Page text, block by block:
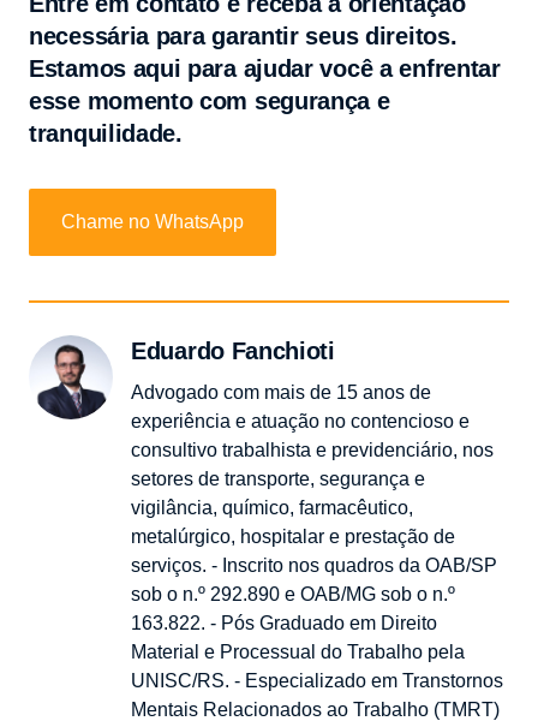
necessária para garantir seus direitos.
Estamos aqui para ajudar você a enfrentar
esse momento com segurança e
tranquilidade.
Chame no WhatsApp
Eduardo Fanchioti
Advogado com mais de 15 anos de
experiência e atuação no contencioso e
consultivo trabalhista e previdenciário, nos
setores de transporte, segurança e
vigilância, químico, farmacêutico,
metalúrgico, hospitalar e prestação de
serviços. - Inscrito nos quadros da OAB/SP
sob o n.º 292.890 e OAB/MG sob o n.º
163.822. - Pós Graduado em Direito
Material e Processual do Trabalho pela
UNISC/RS. - Especializado em Transtornos
Mentais Relacionados ao Trabalho (TMRT)